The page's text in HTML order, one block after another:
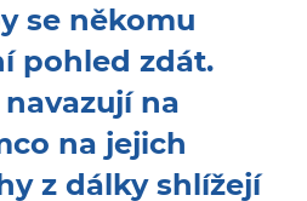
se někomu
pohled zdát.
na
na jejich
z dálky shlížejí